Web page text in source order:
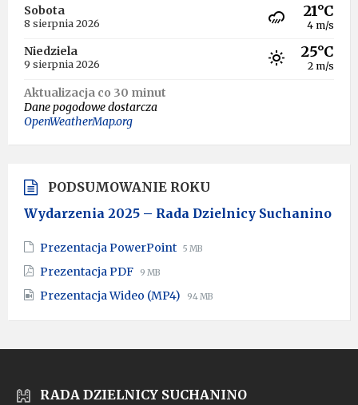
Sobota
8 sierpnia 2026
21°C
4 m/s
Niedziela
9 sierpnia 2026
25°C
2 m/s
Aktualizacja co 30 minut
Dane pogodowe dostarcza
OpenWeatherMap.org
PODSUMOWANIE ROKU
Wydarzenia 2025 – Rada Dzielnicy Suchanino
Prezentacja PowerPoint File
File
5 MB
Prezentacja PDF File
pdf
File
9 MB
Prezentacja Wideo (MP4) File
mp4
File
94 MB
RADA DZIELNICY SUCHANINO